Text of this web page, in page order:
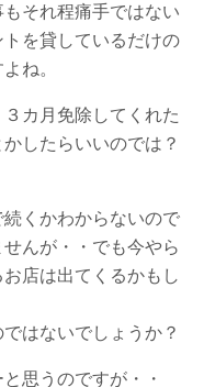
それ程痛手ではない
を貸しているだけの
ね。
カ月免除してくれた
したらいいのでは？
くかわからないので
んが・・でも今やら
店は出てくるかもし
はないでしょうか？
思うのですが・・